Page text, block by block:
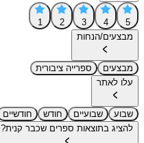
5
4
3
2
1
מבצעים/הנחות
מבצעים
ספרייה ציבורית
עלו לאתר
שבוע שבועיים חודש
חודשיים
להציג בתוצאות ספרים שכבר קנית?